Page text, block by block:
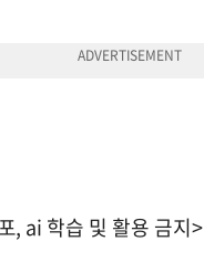
, ai 학습 및 활용 금지>